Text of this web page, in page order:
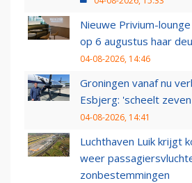
Nieuwe Privium-
op 6 augustus haar
04-08-2026, 14:46
Groningen vanaf nu
Esbjerg: 'scheelt
04-08-2026, 14:41
Luchthaven Luik krijgt
weer
zonbestemmingen